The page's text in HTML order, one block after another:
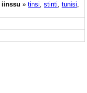
iinssu » tinsi stinti tunisi